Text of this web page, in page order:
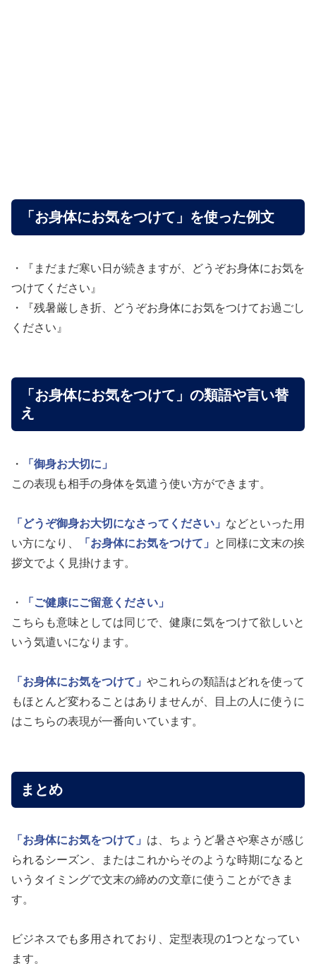
「お身体にお気をつけて」を使った例文
・『まだまだ寒い日が続きますが、どうぞお身体にお気を
つけてください』
・『残暑厳しき折、どうぞお身体にお気をつけてお過ごし
ください』
「お身体にお気をつけて」の類語や言い替
え
・
「御身お大切に」
この表現も相手の身体を気遣う使い方ができます。
「どうぞ御身お大切になさってください」 などといった用
い方になり、
「お身体にお気をつけて」
と同様に文末の挨
拶文でよく見掛けます。
・
「ご健康にご留意ください」
こちらも意味としては同じで、健康に気をつけて欲しいと
いう気遣いになります。
「お身体にお気をつけて」 やこれらの類語はどれを使って
もほとんど変わることはありませんが、目上の人に使うに
はこちらの表現が一番向いています。
まとめ
「お身体にお気をつけて」 は、ちょうど暑さや寒さが感じ
られるシーズン、またはこれからそのような時期になると
いうタイミングで文末の締めの文章に使うことができま
す。
ビジネスでも多用されており、定型表現の1つとなってい
ます。